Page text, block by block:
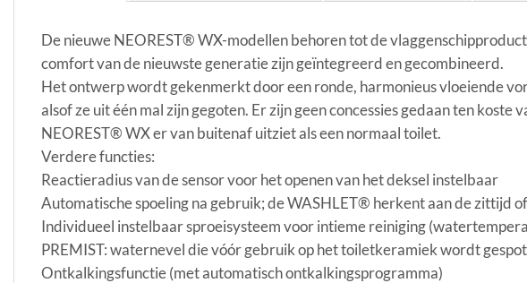
De nieuwe NEOREST® WX-modellen behoren tot de
comfort van de nieuwste generatie zijn geïntegreerd en gecombineerd.
Het ontwerp wordt gekenmerkt door een ronde, harmonieus vloeiende
alsof ze uit één mal zijn gegoten. Er zijn geen concessies gedaan ten
NEOREST® WX er van buitenaf uitziet als een normaal toilet.
Verdere functies:
Reactieradius van de sensor voor het openen van het deksel instelbaar
Automatische spoeling na gebruik; de WASHLET® herkent aan de zittijd
Individueel instelbaar sproeisysteem voor intieme reiniging
PREMIST: waternevel die vóór gebruik op het toiletkeramiek wordt
Ontkalkingsfunctie (met automatisch ontkalkingsprogramma)